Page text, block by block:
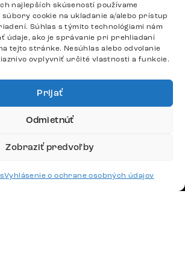
najlepších skúseností používame
súbory cookie na ukladanie a/alebo prístup
Súhlas s týmito technológiami nám
údaje, ako je správanie pri prehliadaní
tejto stránke. Nesúhlas alebo odvolanie
ovplyvniť určité vlastnosti a funkcie.
Prijať
Odmietnúť
Zobraziť predvoľby
Vyhlásenie o ochrane osobných údajov
Ozvite sa.
hodín.